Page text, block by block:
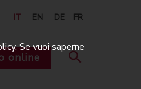
IT EN DE FR
online
Se vuoi saperne